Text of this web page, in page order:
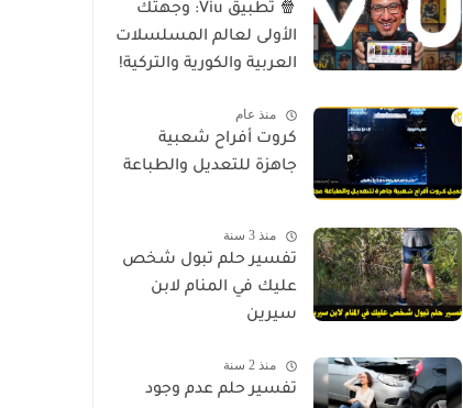
🍿 تطبيق Viu: وجهتك
الأولى لعالم المسلسلات
العربية والكورية والتركية!
منذ عام
كروت أفراح شعبية
جاهزة للتعديل والطباعة
منذ 3 سنة
تفسير حلم تبول شخص
عليك في المنام لابن
سيرين
منذ 2 سنة
تفسير حلم عدم وجود